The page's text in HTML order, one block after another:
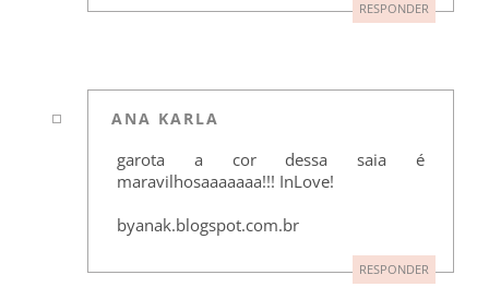
RESPONDER
ANA KARLA
garota a cor dessa saia é
maravilhosaaaaaaa!!! InLove!
byanak.blogspot.com.br
RESPONDER